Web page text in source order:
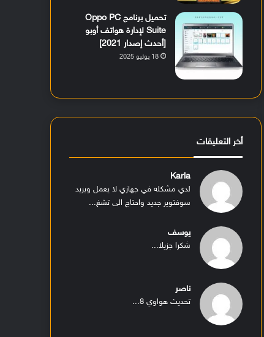
تحميل برنامج Oppo PC
Suite لإدارة هواتف أوبو
[أحدث إصدار 2021]
18 يوليو 2025
أخر التعليقات
Karla
لدي مشكله في جهازي لا يعمل ويريد
سوفتوير جديد واحتاج الى تشغ...
يوسف
شكرا جزيلا...
ناصر
تحديث هواوي 8...